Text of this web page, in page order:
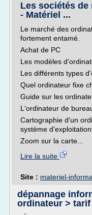
Les sociétés
- Matériel ...
Le marché des
fortement entamé.
Achat de PC
Les modèles
Les différents types
Quel ordinateur fixe
Guide sur les
L'ordinateur de
Cartographie d'un
système d'exploitation
Zoom sur la carte...
Lire la suite
Site : materiel-
dépannage
ordinateur > tarif